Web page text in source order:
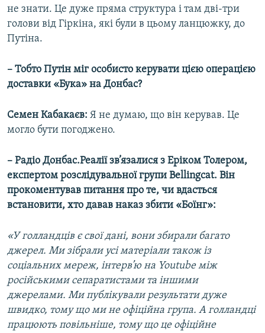
не знати. Це дуже пряма структура і там дві-три
голови від Гіркіна, які були в цьому ланцюжку, до
Путіна.
– Тобто Путін міг особисто керувати цією операцією
доставки «Бука» на Донбас?
Семен Кабакаєв: Я не думаю, що він керував. Це
могло бути погоджено.
– Радіо Донбас.Реалії зв’язалися з Еріком Толером,
експертом розслідувальної групи Bellingcat. Він
прокоментував питання про те, чи вдасться
встановити, хто давав наказ збити «Боїнг»:
«У голландців є свої дані, вони збирали багато
джерел. Ми зібрали усі матеріали також із
соціальних мереж, інтерв’ю на Youtube між
російськими сепаратистами та іншими
джерелами. Ми публікували результати дуже
швидко, тому що ми не офіційна група. А голландці
працюють повільніше, тому що це офіційне